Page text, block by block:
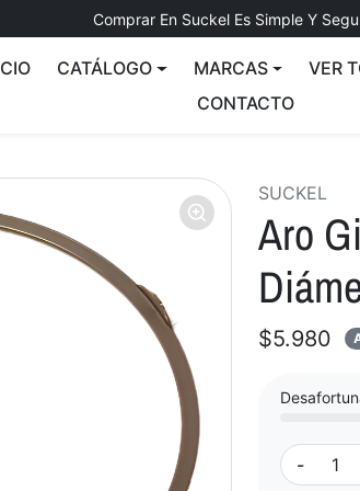
Comprar En Suckel Es Simple Y
CATÁLOGO MARCAS VER
CONTACTO
SUCKEL
Aro
$5.980
-